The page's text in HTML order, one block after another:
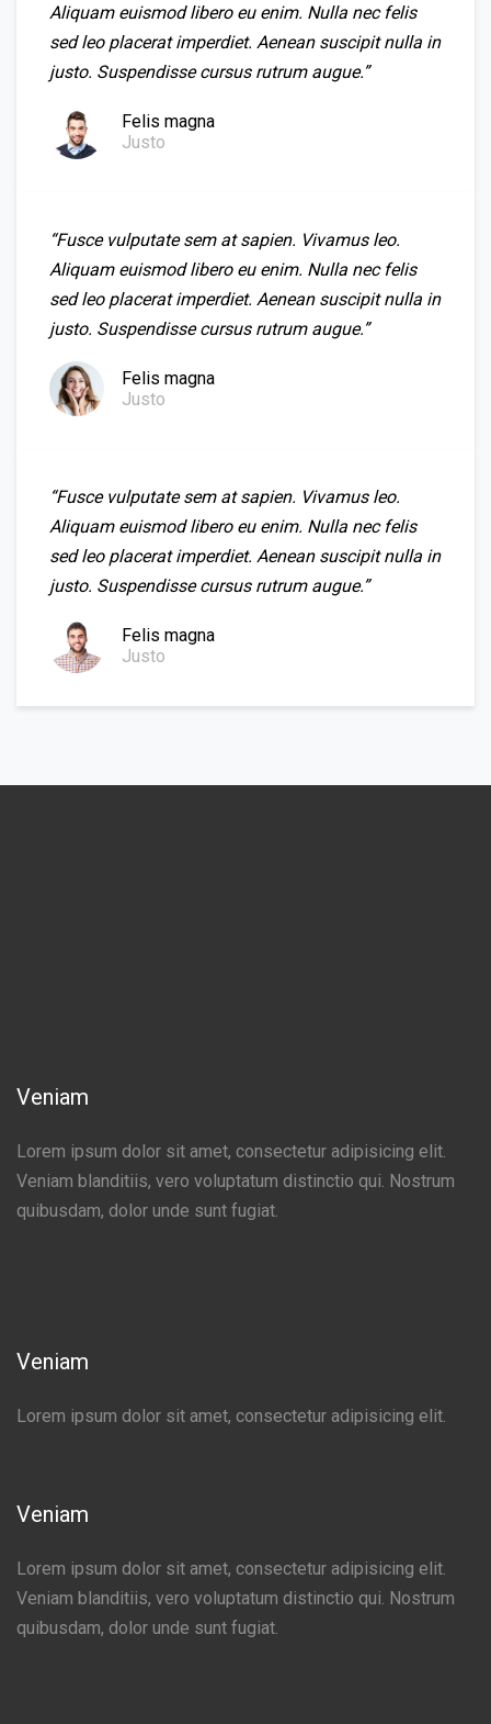
Aliquam euismod libero eu enim. Nulla nec felis
sed leo placerat imperdiet. Aenean suscipit nulla in
justo. Suspendisse cursus rutrum augue.”
Felis magna
Justo
“Fusce vulputate sem at sapien. Vivamus leo.
Aliquam euismod libero eu enim. Nulla nec felis
sed leo placerat imperdiet. Aenean suscipit nulla in
justo. Suspendisse cursus rutrum augue.”
Felis magna
Justo
“Fusce vulputate sem at sapien. Vivamus leo.
Aliquam euismod libero eu enim. Nulla nec felis
sed leo placerat imperdiet. Aenean suscipit nulla in
justo. Suspendisse cursus rutrum augue.”
Felis magna
Justo
Veniam
Lorem ipsum dolor sit amet, consectetur adipisicing elit.
Veniam blanditiis, vero voluptatum distinctio qui. Nostrum
quibusdam, dolor unde sunt fugiat.
Veniam
Lorem ipsum dolor sit amet, consectetur adipisicing elit.
Veniam
Lorem ipsum dolor sit amet, consectetur adipisicing elit.
Veniam blanditiis, vero voluptatum distinctio qui. Nostrum
quibusdam, dolor unde sunt fugiat.